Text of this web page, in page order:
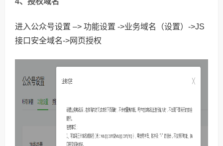
进入公众号设置 –> 功能设置 ->业务域名（设置）->JS
接口安全域名->网页授权